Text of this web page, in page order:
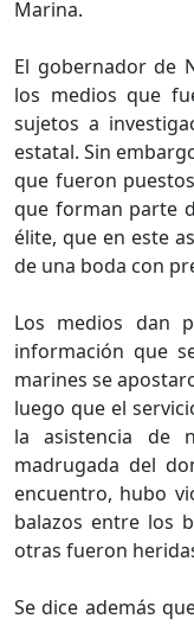
Marina.
El gobernador de
los medios que
sujetos a
estatal. Sin
que fueron
que forman parte
élite, que en este
de una boda con
Los medios dan
información que
marines se
luego que el
la asistencia de
madrugada del
encuentro, hubo
balazos entre los
otras fueron
Se dice además